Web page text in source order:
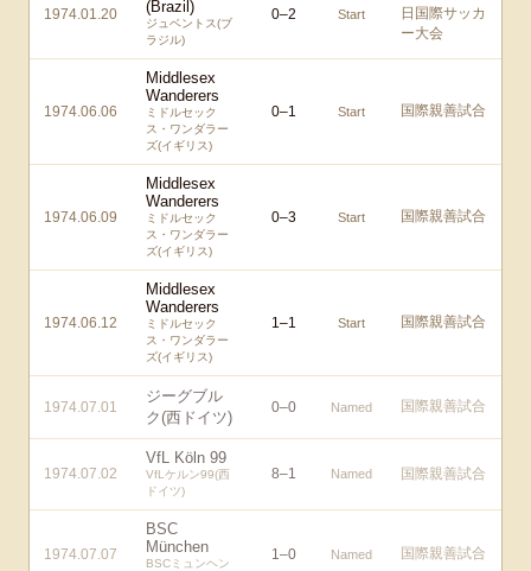
1974.01.20
(Brazil)
ジュベントス(ブ
ラジル)
0–2 Start
日国際サッカ
ー大会
1974.06.06
Middlesex
Wanderers
ミドルセック
ス・ワンダラー
ズ(イギリス)
0–1 Start 国際親善試合
1974.06.09
Middlesex
Wanderers
ミドルセック
ス・ワンダラー
ズ(イギリス)
0–3 Start 国際親善試合
1974.06.12
Middlesex
Wanderers
ミドルセック
ス・ワンダラー
ズ(イギリス)
1–1 Start 国際親善試合
1974.07.01
ジーグブル
ク(西ドイツ)
0–0 Named 国際親善試合
1974.07.02
VfL Köln 99
VfLケルン99(西
ドイツ)
8–1 Named 国際親善試合
1974.07.07
BSC
München
BSCミュンヘン
1–0 Named 国際親善試合